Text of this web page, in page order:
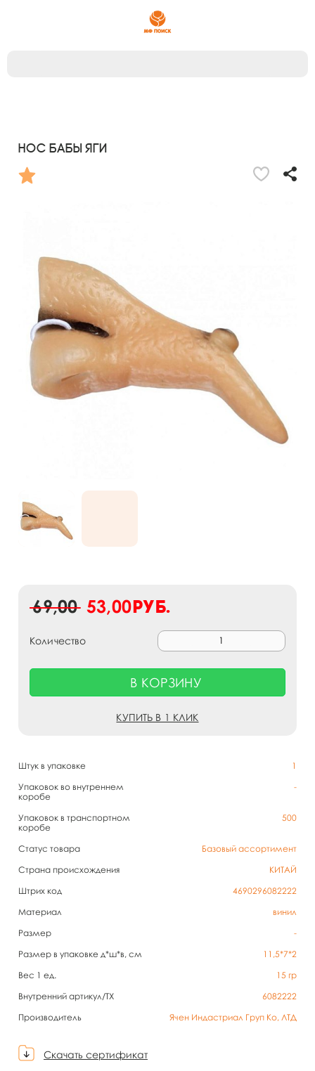
Нос Бабы Яги
Штук в упаковке
1
Упаковок во внутреннем
коробе
-
Упаковок в транспортном
коробе
500
Статус товара
Базовый ассортимент
Страна происхождения
КИТАЙ
Штрих код
4690296082222
Материал
винил
Размер
-
Размер в упаковке д*ш*в, см
11,5*7*2
Вес 1 ед.
15 гр
Внутренний артикул/TX
6082222
Производитель
Ячен Индастриал Груп Ко, ЛТД
Скачать сертификат
69,00 53,00руб.
Количество
В КОРЗИНУ
КУПИТЬ В 1 КЛИК